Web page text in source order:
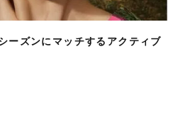
ーズンにマッチするアクティブ